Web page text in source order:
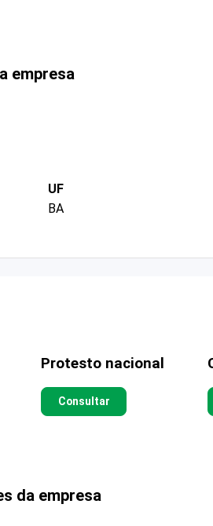
empresa
UF
BA
Protesto nacional
Consultar
da empresa